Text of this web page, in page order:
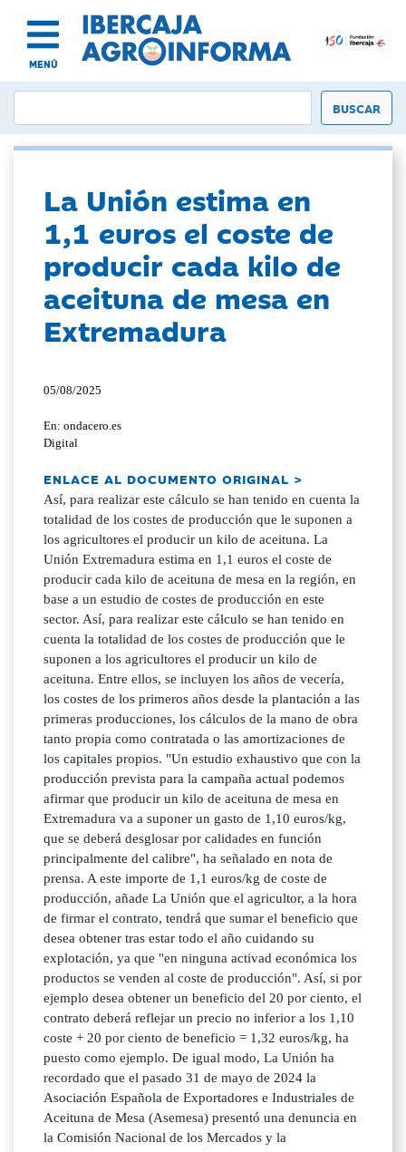
MENÚ
La Unión estima en
1,1 euros el coste de
producir cada kilo de
aceituna de mesa en
Extremadura
05/08/2025
En: ondacero.es
Digital
ENLACE AL DOCUMENTO ORIGINAL >
Así, para realizar este cálculo se han tenido en cuenta la
totalidad de los costes de producción que le suponen a
los agricultores el producir un kilo de aceituna. La
Unión Extremadura estima en 1,1 euros el coste de
producir cada kilo de aceituna de mesa en la región, en
base a un estudio de costes de producción en este
sector. Así, para realizar este cálculo se han tenido en
cuenta la totalidad de los costes de producción que le
suponen a los agricultores el producir un kilo de
aceituna. Entre ellos, se incluyen los años de vecería,
los costes de los primeros años desde la plantación a las
primeras producciones, los cálculos de la mano de obra
tanto propia como contratada o las amortizaciones de
los capitales propios. "Un estudio exhaustivo que con la
producción prevista para la campaña actual podemos
afirmar que producir un kilo de aceituna de mesa en
Extremadura va a suponer un gasto de 1,10 euros/kg,
que se deberá desglosar por calidades en función
principalmente del calibre", ha señalado en nota de
prensa. A este importe de 1,1 euros/kg de coste de
producción, añade La Unión que el agricultor, a la hora
de firmar el contrato, tendrá que sumar el beneficio que
desea obtener tras estar todo el año cuidando su
explotación, ya que "en ninguna activad económica los
productos se venden al coste de producción". Así, si por
ejemplo desea obtener un beneficio del 20 por ciento, el
contrato deberá reflejar un precio no inferior a los 1,10
coste + 20 por ciento de beneficio = 1,32 euros/kg, ha
puesto como ejemplo. De igual modo, La Unión ha
recordado que el pasado 31 de mayo de 2024 la
Asociación Española de Exportadores e Industriales de
Aceituna de Mesa (Asemesa) presentó una denuncia en
la Comisión Nacional de los Mercados y la